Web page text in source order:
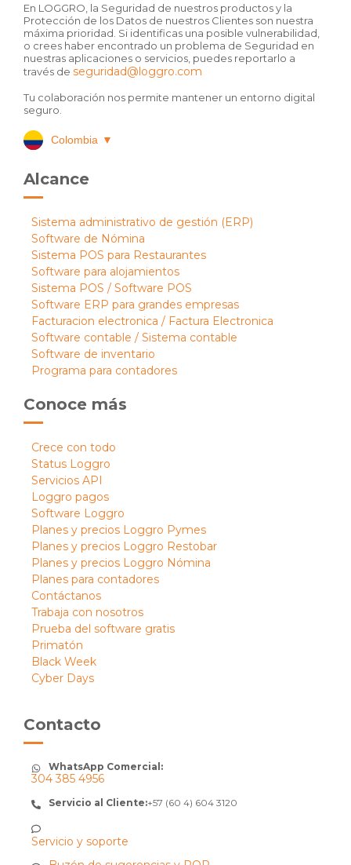
En LOGGRO, la Seguridad de nuestros productos y la
Protección de los Datos de nuestros Clientes son nuestra
máxima prioridad. Si identificas una posible vulnerabilidad,
o crees haber encontrado un problema de Seguridad en
nuestras aplicaciones o servicios, puedes reportarlo a
través de seguridad@loggro.com
Tu colaboración nos permite mantener un entorno digital
seguro.
Colombia ▼
Alcance
Sistema administrativo de gestión (ERP)
Software de Nómina
Sistema POS para Restaurantes
Software para alojamientos
Sistema POS / Software POS
Software ERP para grandes empresas
Facturacion electronica / Factura Electronica
Software contable / Sistema contable
Software de inventario
Programa para contadores
Conoce más
Crece con todo
Status Loggro
Servicios API
Loggro pagos
Software Loggro
Planes y precios Loggro Pymes
Planes y precios Loggro Restobar
Planes y precios Loggro Nómina
Planes para contadores
Contáctanos
Trabaja con nosotros
Prueba del software gratis
Primatón
Black Week
Cyber Days
Contacto
WhatsApp Comercial:
304 385 4956
Servicio al Cliente:+57 (60 4) 604 3120
Servicio y soporte